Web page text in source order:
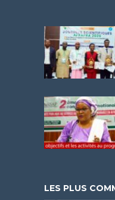
LES PLUS